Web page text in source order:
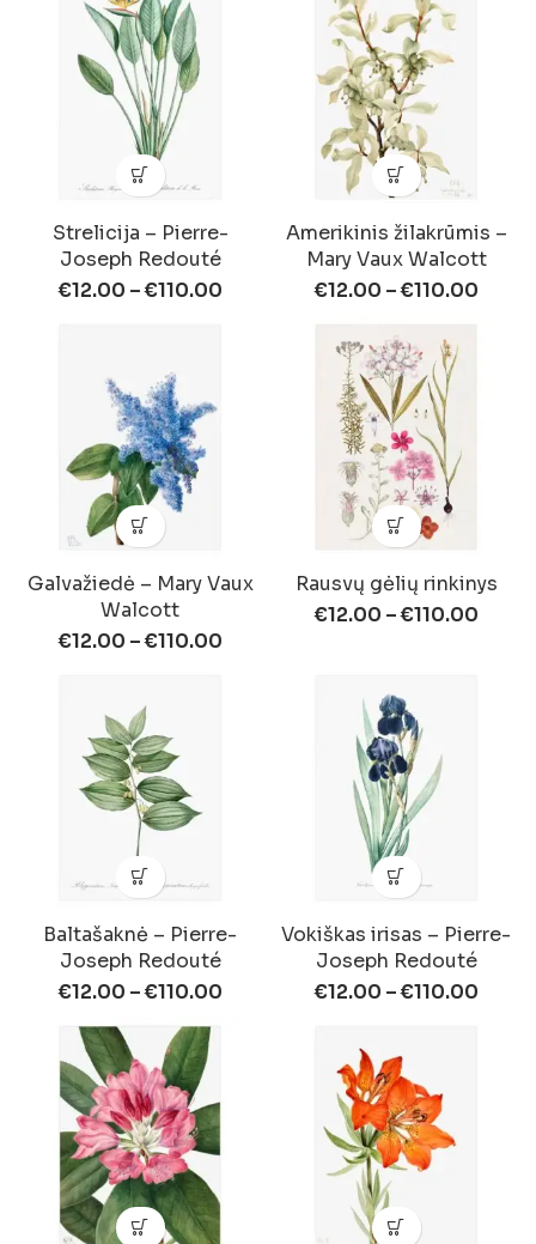
Strelicija – Pierre-
Joseph Redouté
€12.00 –€110.00
Amerikinis žilakrūmis –
Mary Vaux Walcott
€12.00 –€110.00
Galvažiedė – Mary Vaux
Walcott
€12.00 –€110.00
Rausvų gėlių rinkinys
€12.00 –€110.00
Baltašaknė – Pierre-
Joseph Redouté
€12.00 –€110.00
Vokiškas irisas – Pierre-
Joseph Redouté
€12.00 –€110.00